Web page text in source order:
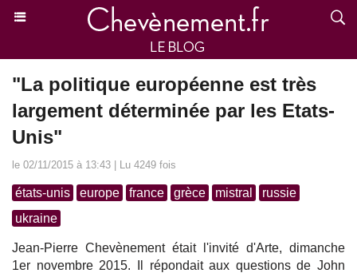
"La politique européenne est très
largement déterminée par les Etats-
Unis"
le 02/11/2015 à 13:43 | Lu 4249 fois
états-unis europe france grèce mistral
russie
ukraine
Jean-Pierre Chevènement était l'invité d'Arte, dimanche
1er novembre 2015. Il répondait aux questions de John